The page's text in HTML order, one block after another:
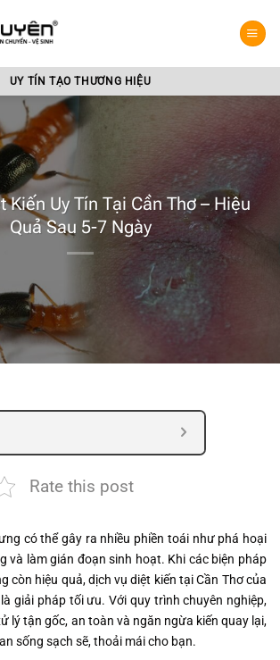
UY TÍN TẠO THƯƠNG HIỆU
Kiến Uy Tín Tại Cần Thơ – Hiệu
Quả Sau 5-7 Ngày
Rate this post
có thể gây ra nhiều phiền toái như phá hoại
và làm gián đoạn sinh hoạt. Khi các biện pháp
còn hiệu quả, dịch vụ diệt kiến tại Cần Thơ của
giải pháp tối ưu. Với quy trình chuyên nghiệp,
lý tận gốc, an toàn và ngăn ngừa kiến quay lại,
sống sạch sẽ, thoải mái cho bạn.